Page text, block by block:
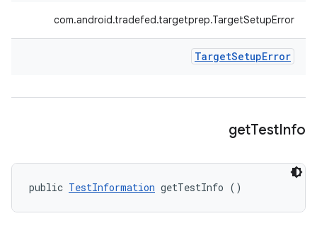
com.android.tradefed.targetprep.TargetSetupError
TargetSetupError
getTestInfo
public TestInformation getTestInfo ()